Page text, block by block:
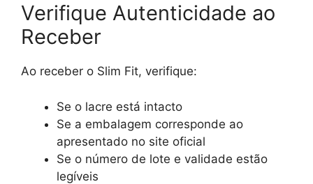
Verifique Autenticidade ao
Receber
Ao receber o Slim Fit, verifique:
Se o lacre está intacto
Se a embalagem corresponde ao
apresentado no site oficial
Se o número de lote e validade estão
legíveis